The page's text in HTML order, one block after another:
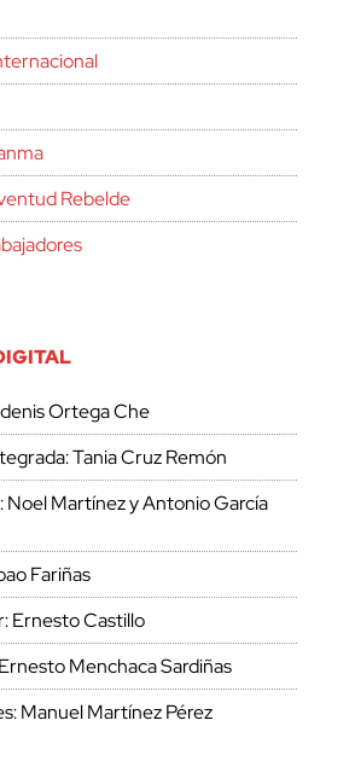
Rebelde
Ortega Che
Tania Cruz Remón
Noel Martínez y Antonio García
Fariñas
Ernesto Castillo
Menchaca Sardiñas
Manuel Martínez Pérez